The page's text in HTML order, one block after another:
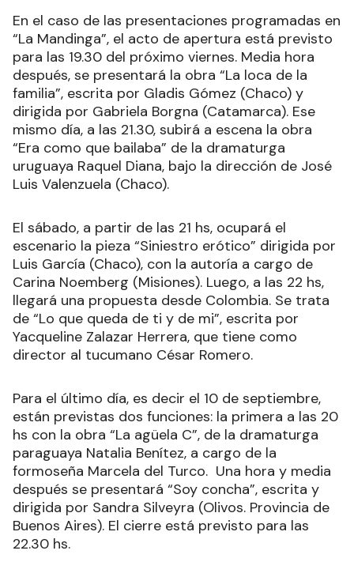
En el caso de las presentaciones programadas en
“La Mandinga”, el acto de apertura está previsto
para las 19.30 del próximo viernes. Media hora
después, se presentará la obra “La loca de la
familia”, escrita por Gladis Gómez (Chaco) y
dirigida por Gabriela Borgna (Catamarca). Ese
mismo día, a las 21.30, subirá a escena la obra
“Era como que bailaba” de la dramaturga
uruguaya Raquel Diana, bajo la dirección de José
Luis Valenzuela (Chaco).
El sábado, a partir de las 21 hs, ocupará el
escenario la pieza “Siniestro erótico” dirigida por
Luis García (Chaco), con la autoría a cargo de
Carina Noemberg (Misiones). Luego, a las 22 hs,
llegará una propuesta desde Colombia. Se trata
de “Lo que queda de ti y de mi”, escrita por
Yacqueline Zalazar Herrera, que tiene como
director al tucumano César Romero.
Para el último día, es decir el 10 de septiembre,
están previstas dos funciones: la primera a las 20
hs con la obra “La agüela C”, de la dramaturga
paraguaya Natalia Benítez, a cargo de la
formoseña Marcela del Turco. Una hora y media
después se presentará “Soy concha”, escrita y
dirigida por Sandra Silveyra (Olivos. Provincia de
Buenos Aires). El cierre está previsto para las
22.30 hs.